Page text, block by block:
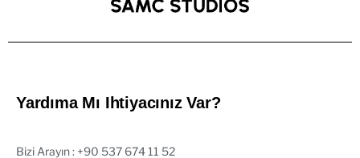
Yardıma Mı Ihtiyacınız Var?
Bizi Arayın : ‪+90 537 674 11 52‬